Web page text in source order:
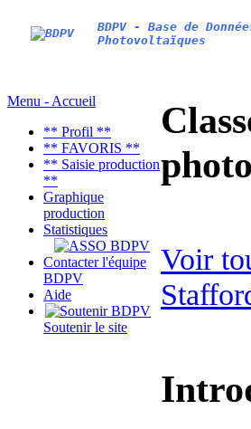
BDPV - Base de
Photovoltaïques
Menu - Accueil
** Profil **
** FAVORIS **
** Saisie production
**
Graphique
production
Statistiques
Contacter l'équipe
BDPV
Aide
Soutenir le site
Voir